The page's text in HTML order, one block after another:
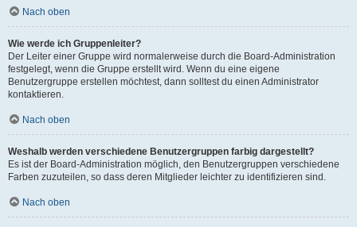
Nach oben
Wie werde ich Gruppenleiter?
Der Leiter einer Gruppe wird normalerweise durch die Board-Administration
festgelegt, wenn die Gruppe erstellt wird. Wenn du eine eigene
Benutzergruppe erstellen möchtest, dann solltest du einen Administrator
kontaktieren.
Nach oben
Weshalb werden verschiedene Benutzergruppen farbig dargestellt?
Es ist der Board-Administration möglich, den Benutzergruppen verschiedene
Farben zuzuteilen, so dass deren Mitglieder leichter zu identifizieren sind.
Nach oben